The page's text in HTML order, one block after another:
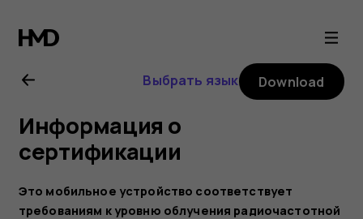
Nokia
3.2
user
guide
Выбрать язык Download
Информация о
сертификации
Это мобильное устройство соответствует
требованиям к уровню облучения радиочастотной